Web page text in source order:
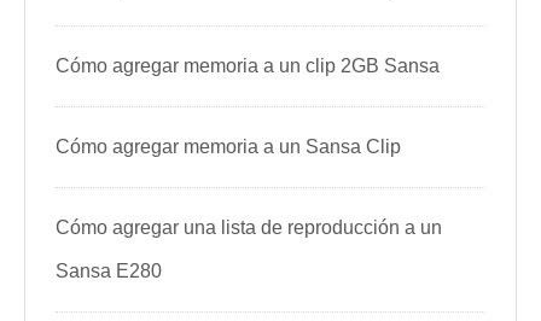
Cómo agregar memoria a un clip 2GB Sansa
Cómo agregar memoria a un Sansa Clip
Cómo agregar una lista de reproducción a un
Sansa E280